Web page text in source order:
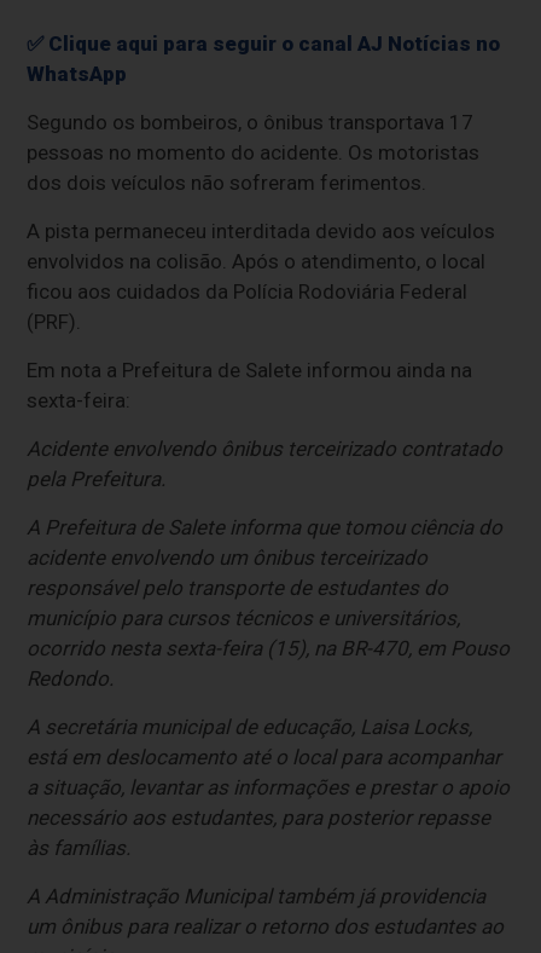
✅ Clique aqui para seguir o canal AJ Notícias no
WhatsApp
Segundo os bombeiros, o ônibus transportava 17
pessoas no momento do acidente. Os motoristas
dos dois veículos não sofreram ferimentos.
A pista permaneceu interditada devido aos veículos
envolvidos na colisão. Após o atendimento, o local
ficou aos cuidados da Polícia Rodoviária Federal
(PRF).
Em nota a Prefeitura de Salete informou ainda na
sexta-feira:
Acidente envolvendo ônibus terceirizado contratado
pela Prefeitura.
A Prefeitura de Salete informa que tomou ciência do
acidente envolvendo um ônibus terceirizado
responsável pelo transporte de estudantes do
município para cursos técnicos e universitários,
ocorrido nesta sexta-feira (15), na BR-470, em Pouso
Redondo.
A secretária municipal de educação, Laisa Locks,
está em deslocamento até o local para acompanhar
a situação, levantar as informações e prestar o apoio
necessário aos estudantes, para posterior repasse
às famílias.
A Administração Municipal também já providencia
um ônibus para realizar o retorno dos estudantes ao